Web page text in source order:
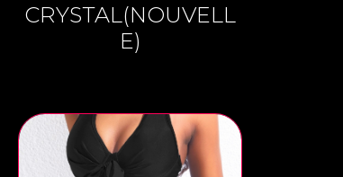
CRYSTAL(NOUVELL
E)